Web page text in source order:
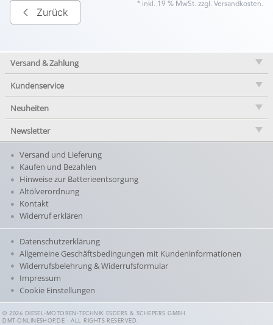
Zurück
* inkl. 19 % MwSt. zzgl. Versandkosten.
Versand & Zahlung
Kundenservice
Neuheiten
Newsletter
Versand und Lieferung
Kaufen und Bezahlen
Hinweise zur Batterieentsorgung
Altölverordnung
Kontakt
Widerruf erklären
Datenschutzerklärung
Allgemeine Geschäftsbedingungen mit Kundeninformationen
Widerrufsbelehrung & Widerrufsformular
Impressum
Cookie Einstellungen
© 2026 DIESEL-MOTOREN-TECHNIK ESDERS & SCHEPERS GMBH
DMT-ONLINESHOP.DE - ALL RIGHTS RESERVED.